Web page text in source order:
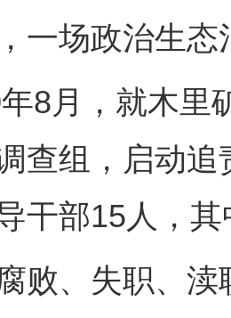
一场政治生
月，就木里
查组，启动
干部15人，
、失职、渎